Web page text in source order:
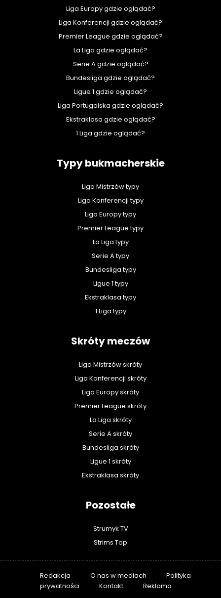
Liga Europy gdzie oglądać?
Liga Konferencji gdzie oglądać?
Premier League gdzie oglądać?
La Liga gdzie oglądać?
Serie A gdzie oglądać?
Bundesliga gdzie oglądać?
Ligue 1 gdzie oglądać?
Liga Portugalska gdzie oglądać?
Ekstraklasa gdzie oglądać?
1 Liga gdzie oglądać?
Typy bukmacherskie
Liga Mistrzów typy
Liga Konferencji typy
Liga Europy typy
Premier League typy
La Liga typy
Serie A typy
Bundesliga typy
Ligue 1 typy
Ekstraklasa typy
1 Liga typy
Skróty meczów
Liga Mistrzów skróty
Liga Konferencji skróty
Liga Europy skróty
Premier League skróty
La Liga skróty
Serie A skróty
Bundesliga skróty
Ligue 1 skróty
Ekstraklasa skróty
Pozostałe
Strumyk TV
Strims Top
Redakcja O nas w mediach
Polityka
prywatności
Kontakt Reklama